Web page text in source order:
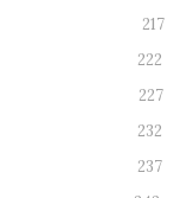
217
222
227
232
237